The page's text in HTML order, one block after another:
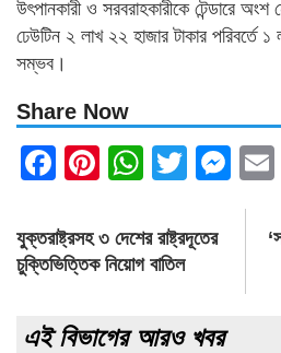
উৎপানকারী ও সরবরাহকারীকে টেন্ডারে
ঢেউটিন ২ লাখ ২২ হাজার টাকার পরিবর্তে
সম্ভব।
Share Now
Facebook
Pinterest
Post
navigation
যুক্তরাষ্ট্রসহ ৩ দেশের রাষ্ট্রদূতের
চুক্তিভিত্তিক নিয়োগ বাতিল
এই বিভাগের আরও খবর